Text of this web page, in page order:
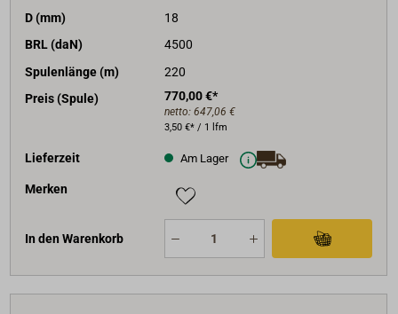
D (mm)
18
BRL (daN)
4500
Spulenlänge (m)
220
Preis (Spule)
770,00 €*
netto: 647,06 €
3,50 €* / 1 lfm
Lieferzeit Am Lager
Merken
In den Warenkorb